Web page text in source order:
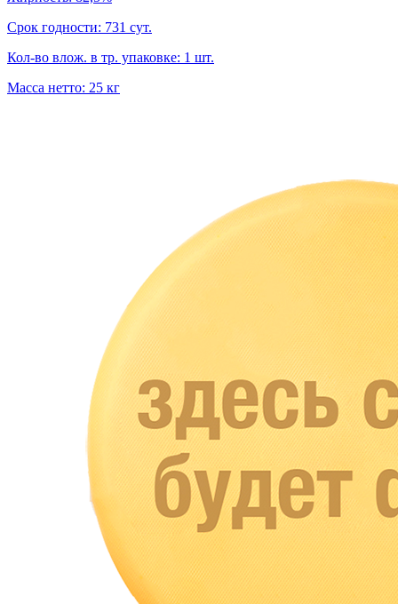
Срок годности: 731 сут.
Кол-во влож. в тр. упаковке: 1 шт.
Масса нетто: 25 кг